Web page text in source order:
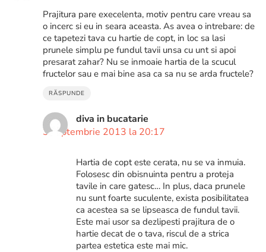
Prajitura pare execelenta, motiv pentru care vreau sa
o incerc si eu in seara aceasta. As avea o intrebare: de
ce tapetezi tava cu hartie de copt, in loc sa lasi
prunele simplu pe fundul tavii unsa cu unt si apoi
presarat zahar? Nu se inmoaie hartia de la scucul
fructelor sau e mai bine asa ca sa nu se arda fructele?
RĂSPUNDE
diva in bucatarie
3 septembrie 2013 la 20:17
Hartia de copt este cerata, nu se va inmuia.
Folosesc din obisnuinta pentru a proteja
tavile in care gatesc… In plus, daca prunele
nu sunt foarte suculente, exista posibilitatea
ca acestea sa se lipseasca de fundul tavii.
Este mai usor sa dezlipesti prajitura de o
hartie decat de o tava, riscul de a strica
partea estetica este mai mic.